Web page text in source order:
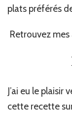
plats préférés
Retrouvez
J’ai eu le
cette recette